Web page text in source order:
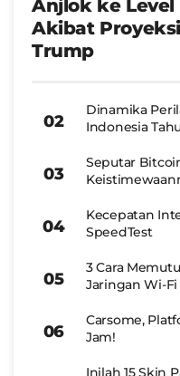
Anjlok ke Level
Akibat
Trump
Dinamika
Indonesia
Seputar
Kecepatan
SpeedTest
3 Cara
Jaringan Wi-
Carsome,
Jam!
Inilah 15 Skin